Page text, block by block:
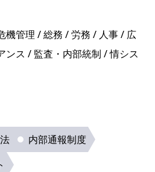
機管理 / 総務 / 労務 / 人事 / 広
ンス / 監査・内部統制 / 情シス
内部通報制度